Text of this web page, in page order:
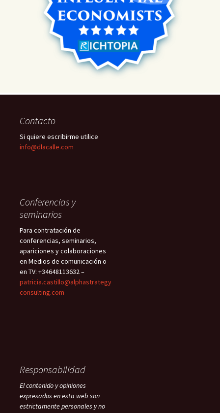
Contacto
Si quiere escribirme utilice
info@dlacalle.com
Conferencias y
seminarios
Para contratación de
conferencias, seminarios,
apariciones y colaboraciones
en Medios de comunicación o
en TV: +34648113632 –
patricia.castillo@alphastrategy
consulting.com
Responsabilidad
El contenido y opiniones
expresados en esta web son
estrictamente personales y no